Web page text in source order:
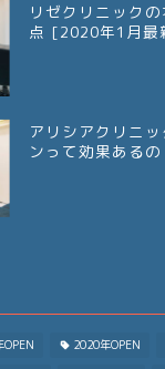
リゼクリニック
点 [2020年1月最
アリシアクリニ
ンって効果あるの
2020年OPEN